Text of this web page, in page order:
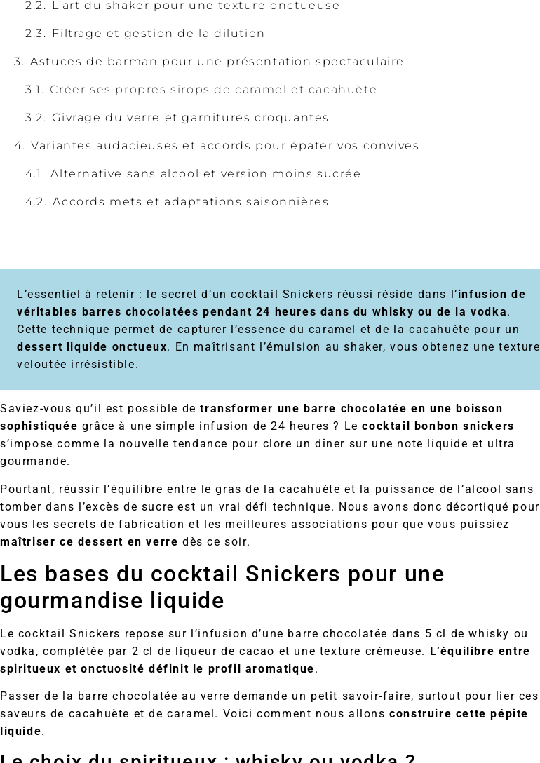
L’art du shaker pour une texture onctueuse
Filtrage et gestion de la dilution
Astuces de barman pour une présentation spectaculaire
Créer ses propres sirops de caramel et cacahuète
Givrage du verre et garnitures croquantes
Variantes audacieuses et accords pour épater vos convives
Alternative sans alcool et version moins sucrée
Accords mets et adaptations saisonnières
L’essentiel à retenir : le secret d’un cocktail Snickers réussi réside dans l’infusion de
véritables barres chocolatées pendant 24 heures dans du whisky ou de la vodka.
Cette technique permet de capturer l’essence du caramel et de la cacahuète pour un
dessert liquide onctueux. En maîtrisant l’émulsion au shaker, vous obtenez une texture
veloutée irrésistible.
Saviez-vous qu’il est possible detransformer une barre chocolatée en une boisson
sophistiquée grâce à une simple infusion de 24 heures ? Lecocktail bonbon snickers
s’impose comme la nouvelle tendance pour clore un dîner sur une note liquide et ultra
gourmande.
Pourtant, réussir l’équilibre entre le gras de la cacahuète et la puissance de l’alcool sans
tomber dans l’excès de sucre est un vrai défi technique. Nous avons donc décortiqué pour
vous les secrets de fabrication et les meilleures associations pour que vous puissiez
maîtriser ce dessert en verre dès ce soir.
Les bases du cocktail Snickers pour une
gourmandise liquide
Le cocktail Snickers repose sur l’infusion d’une barre chocolatée dans 5 cl de whisky ou
vodka, complétée par 2 cl de liqueur de cacao et une texture crémeuse. L’équilibre entre
spiritueux et onctuosité définit le profil aromatique.
Passer de la barre chocolatée au verre demande un petit savoir-faire, surtout pour lier ces
saveurs de cacahuète et de caramel. Voici comment nous allonsconstruire cette pépite
liquide.